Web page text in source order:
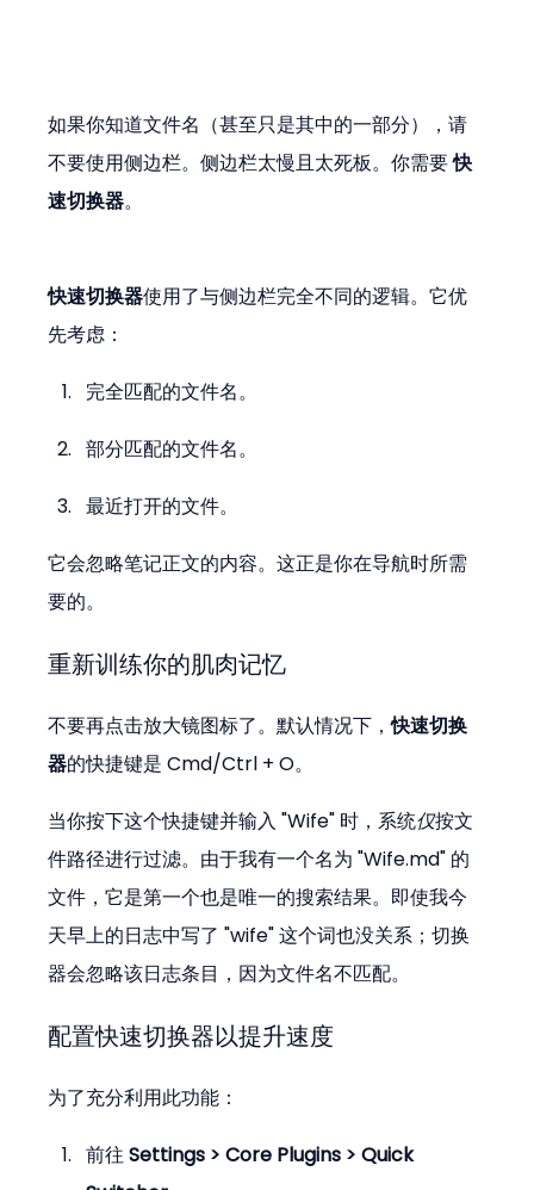
如果你知道文件名（甚至只是其中的一部分），请
不要使用侧边栏。侧边栏太慢且太死板。你需要 快
速切换器。
快速切换器使用了与侧边栏完全不同的逻辑。它优
先考虑：
完全匹配的文件名。
部分匹配的文件名。
最近打开的文件。
它会忽略笔记正文的内容。这正是你在导航时所需
要的。
重新训练你的肌肉记忆
不要再点击放大镜图标了。默认情况下，快速切换
器的快捷键是 Cmd/Ctrl + O。
当你按下这个快捷键并输入 "Wife" 时，系统仅按文
件路径进行过滤。由于我有一个名为 "Wife.md" 的
文件，它是第一个也是唯一的搜索结果。即使我今
天早上的日志中写了 "wife" 这个词也没关系；切换
器会忽略该日志条目，因为文件名不匹配。
配置快速切换器以提升速度
为了充分利用此功能：
前往 Settings > Core Plugins > Quick